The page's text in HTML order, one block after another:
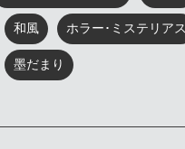
和風 ホラー･ミステリアス
墨だまり